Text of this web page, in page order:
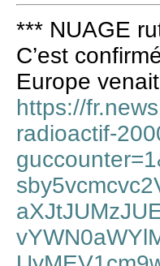
*** NUAGE
C’est
Europe
https://
radioactif-